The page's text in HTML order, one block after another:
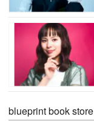
blueprint book store